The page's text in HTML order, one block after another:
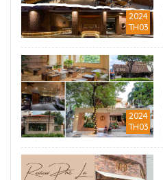
2024
TH03
2024
TH03